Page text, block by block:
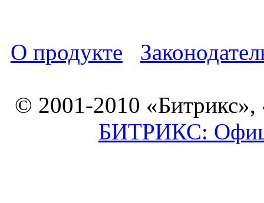
О продукте
© 2001-2010 «Битрикс»,
БИТРИКС: